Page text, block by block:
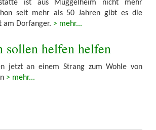
ist aus Müggelheim nicht mehr
seit mehr als 50 Jahren gibt es die
am Dorfanger. > mehr...
sollen helfen helfen
jetzt an einem Strang zum Wohle von
> mehr...